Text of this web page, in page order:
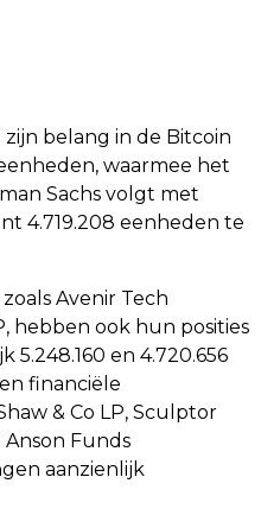
belang in de Bitcoin
waarmee het
Sachs volgt met
4.719.208 eenheden te
Avenir Tech
hebben ook hun posities
en 4.720.656
financiële
& Co LP, Sculptor
Funds
aanzienlijk